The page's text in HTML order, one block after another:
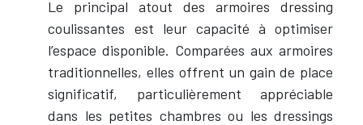
Le principal atout des armoires dressing
coulissantes est leur capacité à optimiser
l’espace disponible. Comparées aux armoires
traditionnelles, elles offrent un gain de place
significatif, particulièrement appréciable
dans les petites chambres ou les dressings